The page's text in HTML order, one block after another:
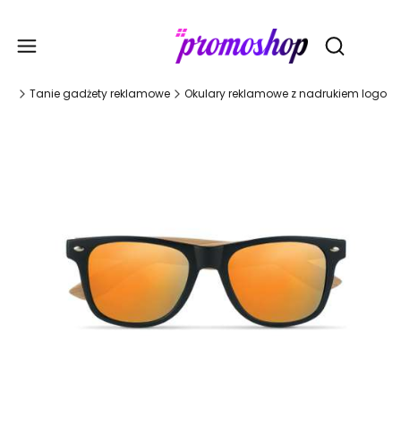
Otwórz
Tanie gadżety reklamowe Okulary reklamowe z nadrukiem logo